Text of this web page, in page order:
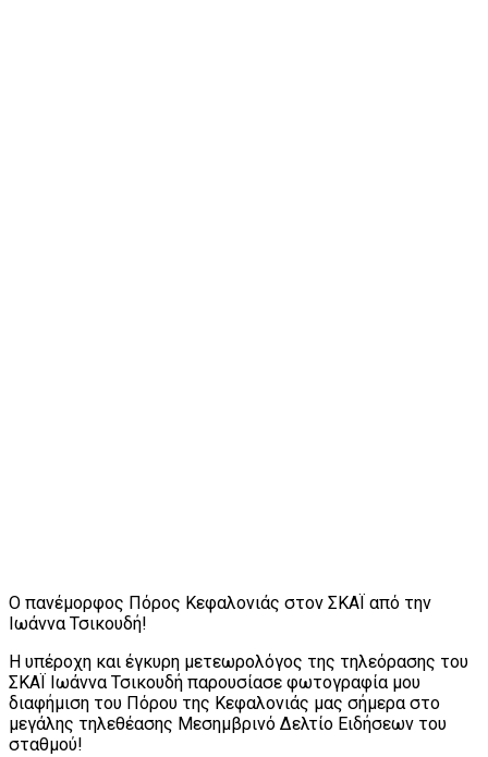
Ο πανέμορφος Πόρος Κεφαλονιάς στον ΣΚΑΪ από την
Ιωάννα Τσικουδή!
Η υπέροχη και έγκυρη μετεωρολόγος της τηλεόρασης του
ΣΚΑΪ Ιωάννα Τσικουδή παρουσίασε φωτογραφία μου
διαφήμιση του Πόρου της Κεφαλονιάς μας σήμερα στο
μεγάλης τηλεθέασης Μεσημβρινό Δελτίο Ειδήσεων του
σταθμού!